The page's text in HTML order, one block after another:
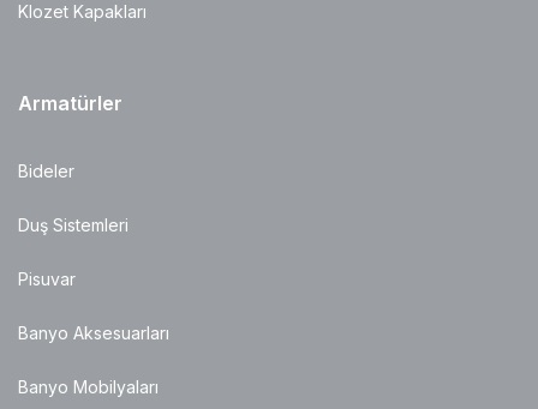
Klozet Kapakları
Armatürler
Bideler
Duş Sistemleri
Pisuvar
Banyo Aksesuarları
Banyo Mobilyaları